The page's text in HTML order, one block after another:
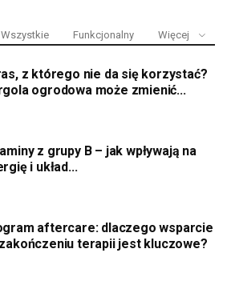
Wszystkie Funkcjonalny Więcej
z którego nie da się korzystać?
ogrodowa może zmienić...
z grupy B – jak wpływają na
i układ...
aftercare: dlaczego wsparcie
terapii jest kluczowe?